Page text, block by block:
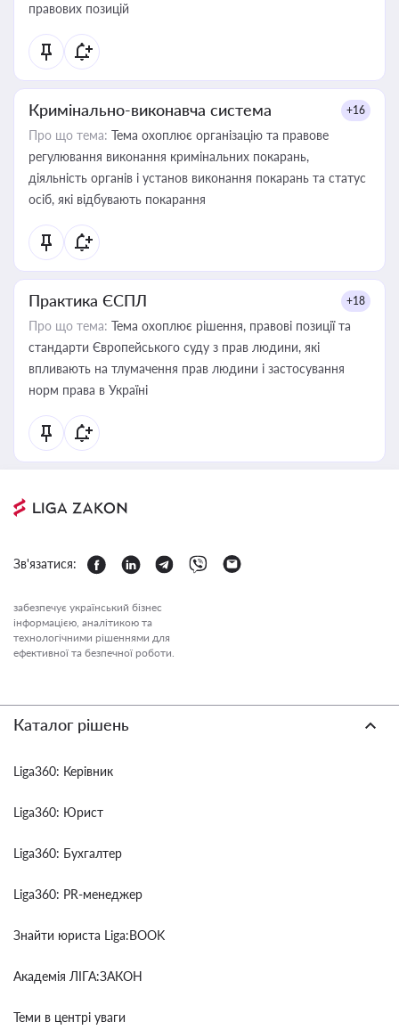
правових позицій
Кримінально-виконавча система +16
Про що тема: Тема охоплює організацію та правове
регулювання виконання кримінальних покарань,
діяльність органів і установ виконання покарань та статус
осіб, які відбувають покарання
Практика ЄСПЛ +18
Про що тема: Тема охоплює рішення, правові позиції та
стандарти Європейського суду з прав людини, які
впливають на тлумачення прав людини і застосування
норм права в Україні
Зв'язатися:
забезпечує український бізнес
інформацією, аналітикою та
технологічними рішеннями для
ефективної та безпечної роботи.
Каталог рішень
Liga360: Керівник
Liga360: Юрист
Liga360: Бухгалтер
Liga360: PR-менеджер
Знайти юриста Liga:BOOK
Академія ЛІГА:ЗАКОН
Теми в центрі уваги